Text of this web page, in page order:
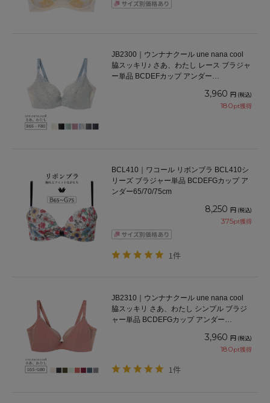
JB2300｜ウンナナクール une nana cool
脇スッキリ♪ さあ、わたし レース ブラジャ
ー単品 BCDEFカップ アンダー
3,960 円 (税込)
180pt獲得
BCL410｜ワコール リボンブラ BCL410シ
リーズ ブラジャー単品 BCDEFGカップ ア
ンダー65/70/75cm
8,250 円 (税込)
375pt獲得
1件
JB2310｜ウンナナクール une nana cool
脇スッキリ さあ、わたし シンプル ブラジ
ャー単品 BCDEFGカップ アンダー
3,960 円 (税込)
180pt獲得
1件